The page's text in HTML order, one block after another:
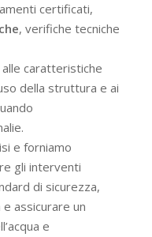
certificati,
, verifiche tecniche
caratteristiche
della struttura e ai
e forniamo
gli interventi
di sicurezza,
assicurare un
e